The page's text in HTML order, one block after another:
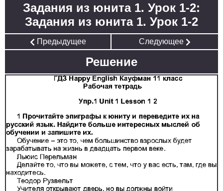
Задания из юнита 1. Урок 1-2:
Задания из юнита 1. Урок 1-2
Предыдущее Следующее
Решение